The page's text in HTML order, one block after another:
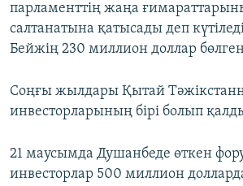
парламенттің жаңа
салтанатына қатысады деп
Бейжің 230 миллион доллар
Соңғы жылдары Қытай
инвесторларының бірі болып
21 маусымда Душанбеде өткен
инвесторлар 500 миллион